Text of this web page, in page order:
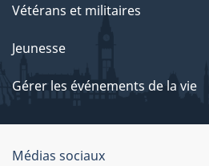
Vétérans et militaires
Jeunesse
Gérer les événements de la vie
Organisation
Médias sociaux